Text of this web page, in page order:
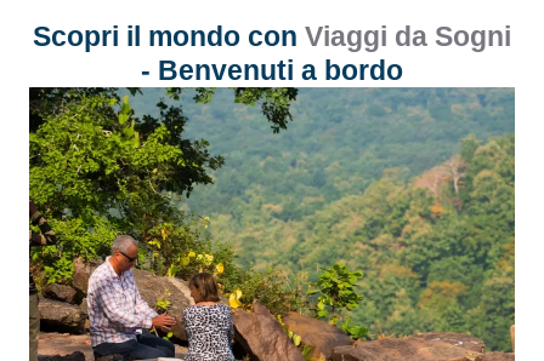
Scopri il mondo con Viaggi da Sogni
- Benvenuti a bordo